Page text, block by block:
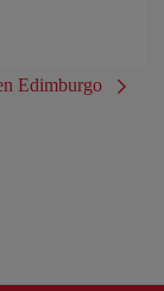
Edimburgo